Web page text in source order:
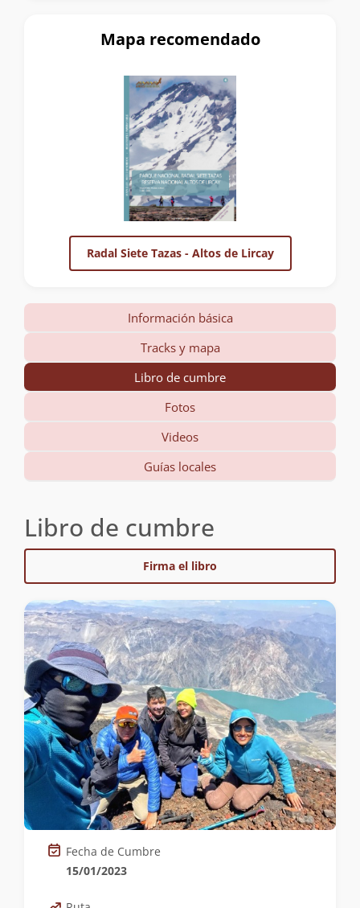
Mapa recomendado
Radal Siete Tazas - Altos de Lircay
Información básica
Tracks y mapa
Libro de cumbre
Fotos
Videos
Guías locales
Libro de cumbre
Firma el libro
Fecha de Cumbre
15/01/2023